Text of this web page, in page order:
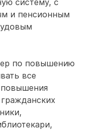
систему, с
и пенсионным
по повышению
все